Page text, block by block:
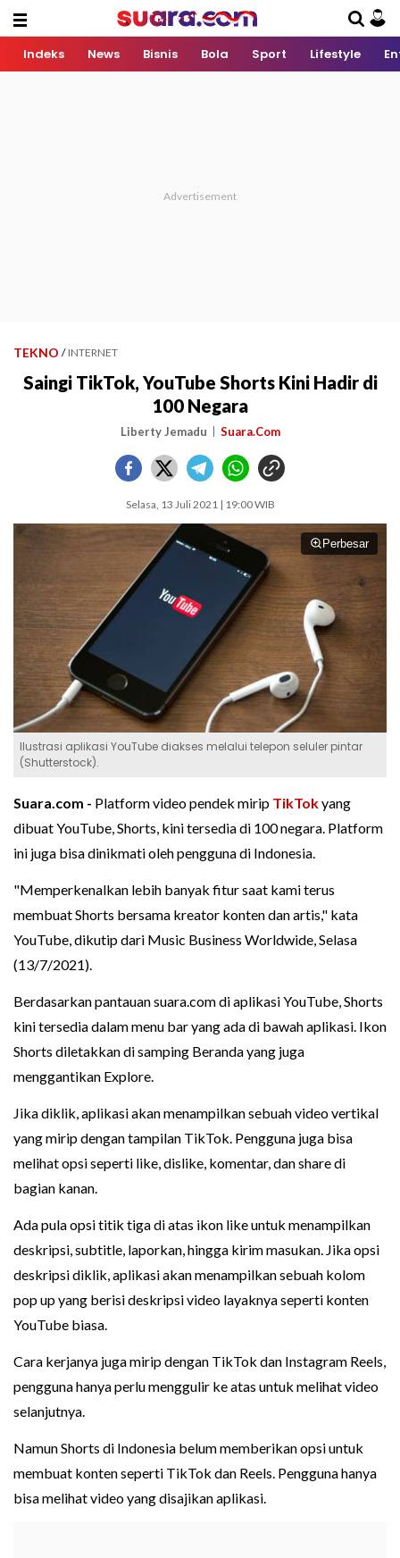
Indeks News Bisnis Bola Sport Lifestyle
TEKNO / INTERNET
Saingi TikTok, YouTube Shorts Kini Hadir di
100 Negara
Liberty Jemadu Suara.Com
Selasa, 13 Juli 2021 | 19:00 WIB
Perbesar
Ilustrasi aplikasi YouTube diakses melalui telepon seluler pintar
(Shutterstock).
Suara.com - Platform video pendek mirip TikTokyang
dibuat YouTube, Shorts, kini tersedia di 100 negara. Platform
ini juga bisa dinikmati oleh pengguna di Indonesia.
"Memperkenalkan lebih banyak fitur saat kami terus
membuat Shorts bersama kreator konten dan artis," kata
YouTube, dikutip dari Music Business Worldwide, Selasa
(13/7/2021).
Berdasarkan pantauan suara.com di aplikasi YouTube, Shorts
kini tersedia dalam menu bar yang ada di bawah aplikasi. Ikon
Shorts diletakkan di samping Beranda yang juga
menggantikan Explore.
Jika diklik, aplikasi akan menampilkan sebuah video vertikal
yang mirip dengan tampilan TikTok. Pengguna juga bisa
melihat opsi seperti like, dislike, komentar, dan share di
bagian kanan.
Ada pula opsi titik tiga di atas ikon like untuk menampilkan
deskripsi, subtitle, laporkan, hingga kirim masukan. Jika opsi
deskripsi diklik, aplikasi akan menampilkan sebuah kolom
pop up yang berisi deskripsi video layaknya seperti konten
YouTube biasa.
Cara kerjanya juga mirip dengan TikTok dan Instagram Reels,
pengguna hanya perlu menggulir ke atas untuk melihat video
selanjutnya.
Namun Shorts di Indonesia belum memberikan opsi untuk
membuat konten seperti TikTok dan Reels. Pengguna hanya
bisa melihat video yang disajikan aplikasi.